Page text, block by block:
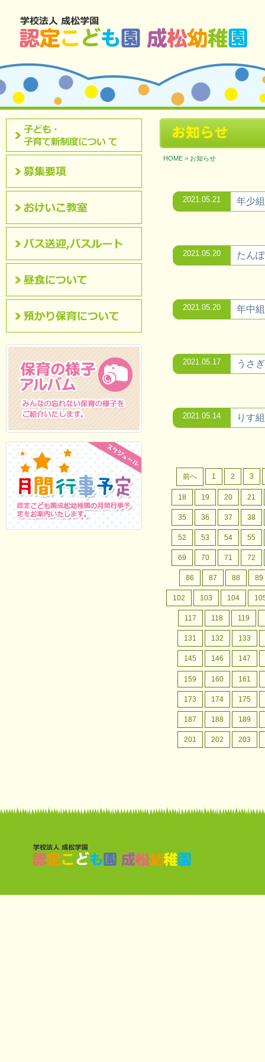
HOME> お知らせ
2021.05.21 年少
2021.05.20 たん
2021.05.20 年中
2021.05.17 うさ
2021.05.14 りす
前へ 1 2 3
18 19 20 21
35 36 37 38
52 53 54 55
69 70 71 72
86 87 88 89
102 103 104
117 118 119
131 132 133
145 146 147
159 160 161
173 174 175
187 188 189
201 202 203
認定こども園について
募集要項
おけいこ教室
バス送迎,バスルート
昼食について
育の様子をご紹介いたします。